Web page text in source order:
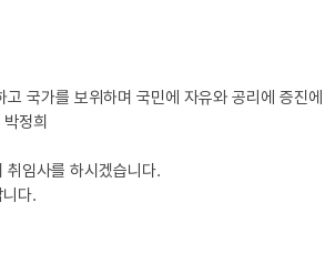
고 국가를 보위하며 국민에 자유와 공리에 증진
정희
취임사를 하시겠습니다.
다.